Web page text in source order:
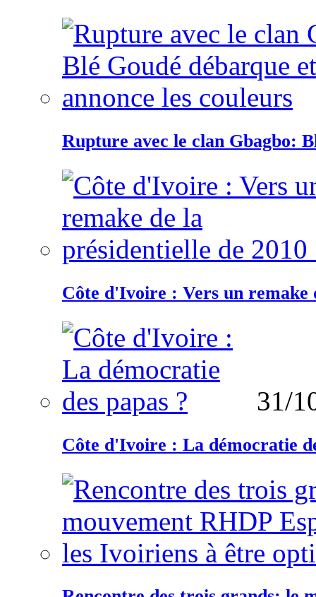
Rupture avec le clan Gbagbo:
Côte d'Ivoire : Vers un remake
31/
Côte d'Ivoire : La démocratie